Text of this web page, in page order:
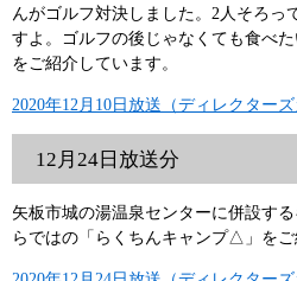
んがゴルフ対決しました。2人そろっ
すよ。ゴルフの後じゃなくても食べ
をご紹介しています。
2020年12月10日放送（ディレクターズ
12月24日放送分
矢板市城の湯温泉センターに併設す
らではの「らくちんキャンプ△」をご